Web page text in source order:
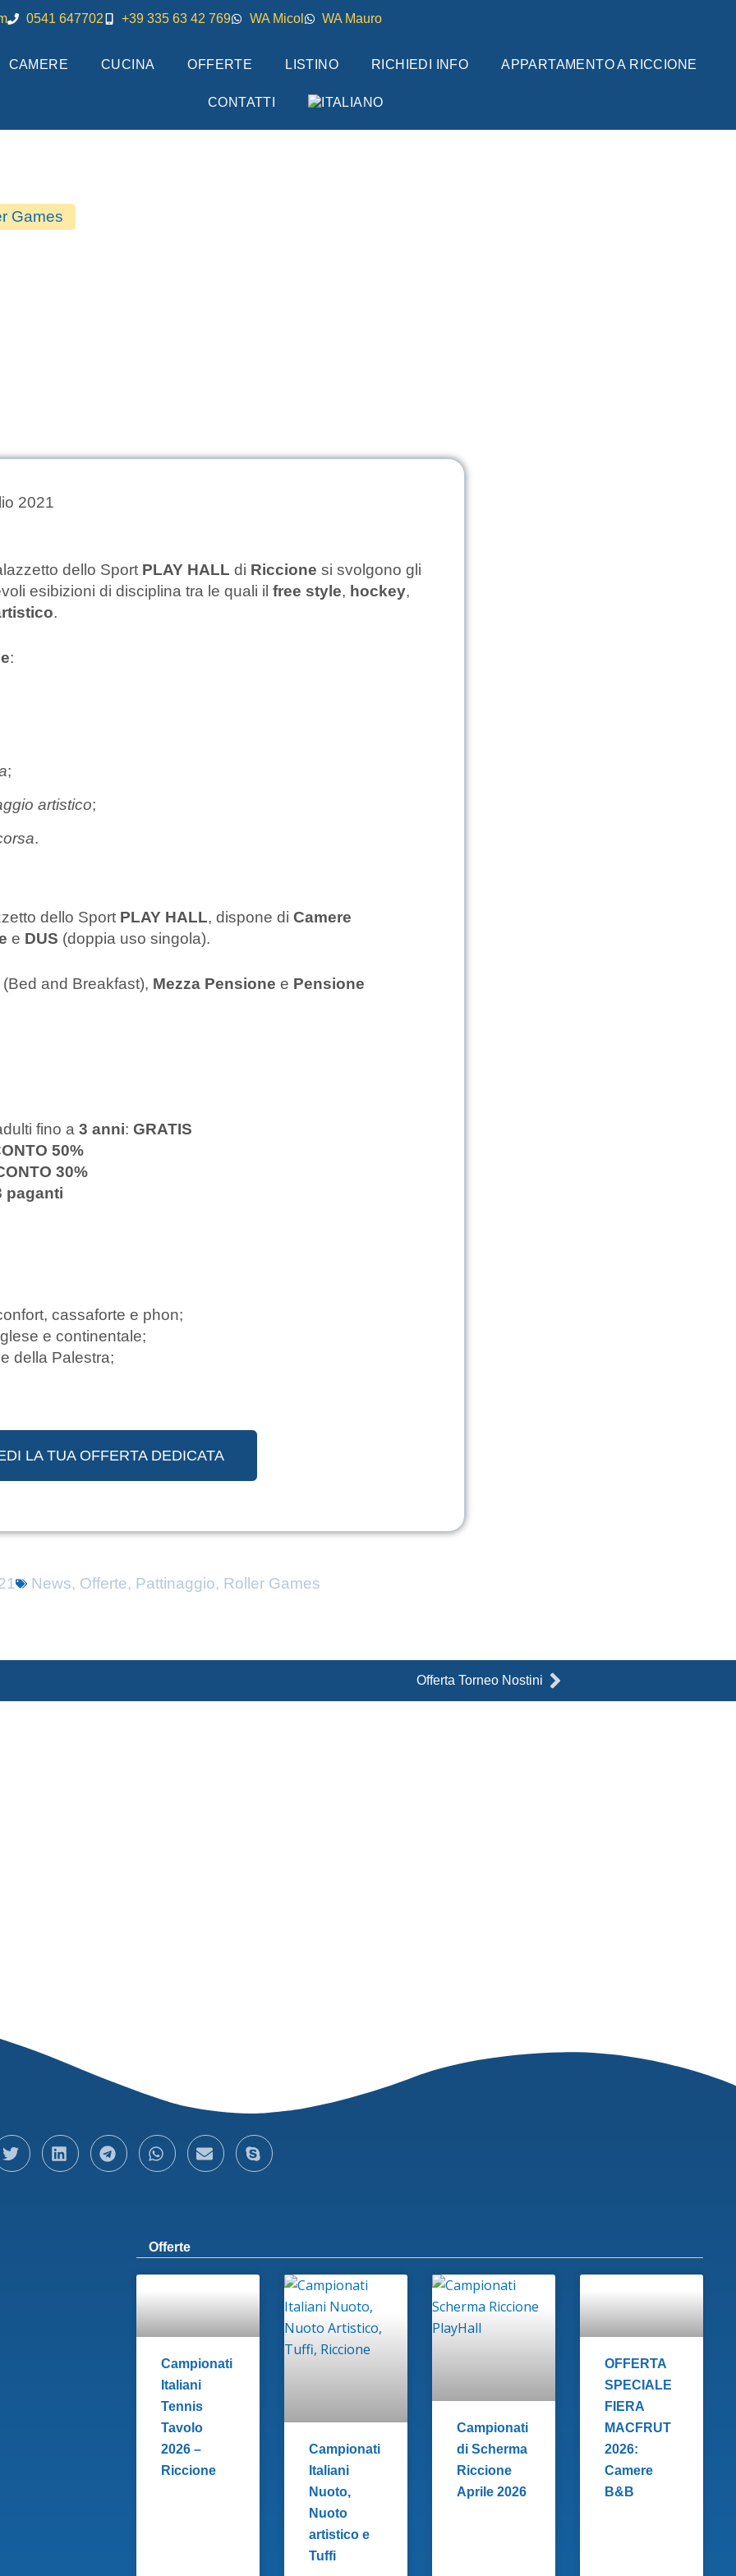
0541 647702 +39 335 63 42 769 WA Micol WA Mauro
CAMERE CUCINA OFFERTE LISTINO RICHIEDI INFO APPARTAMENTO A RICCIONE
CONTATTI
Games
2021
dello Sport PLAY HALL di Riccione si svolgono gli
esibizioni di disciplina tra le quali il free style, hockey,
.
:
;
artistico;
.
dello Sport PLAY HALL, dispone di Camere
e DUS (doppia uso singola).
(Bed and Breakfast), Mezza Pensione e Pensione
fino a 3 anni: GRATIS
50%
30%
paganti
cassaforte e phon;
e continentale;
della Palestra;
LA TUA OFFERTA DEDICATA
News, Offerte, Pattinaggio, Roller Games
Offerta Torneo Nostini Successivo
Offerte
Campionati
Italiani
Tennis
Tavolo
2026 –
Riccione
Campionati
Italiani
Nuoto,
Nuoto
artistico e
Tuffi
Campionati
di Scherma
Riccione
Aprile 2026
OFFERTA
SPECIALE
FIERA
MACFRUT
2026:
Camere
B&B